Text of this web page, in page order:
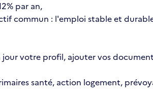
par an,
commun : l'emploi stable et
votre profil, ajouter vos
santé, action logement,